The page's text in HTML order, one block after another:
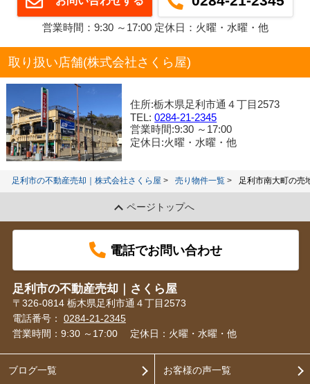
営業時間：9:30 ～17:00 定休日：火曜・水曜・他
取り扱い店舗(株式会社さくら屋)
住所:栃木県足利市通４丁目2573
TEL:0284-21-2345
営業時間:9:30 ～17:00
定休日:火曜・水曜・他
足利市の不動産売却｜株式会社さくら屋 売り物件一覧 足利市南大町の売
ページトップへ
電話でお問い合わせ
足利市の不動産売却｜さくら屋
〒326-0814 栃木県足利市通４丁目2573
電話番号： 0284-21-2345
営業時間：9:30 ～17:00
定休日：火曜・水曜・他
ブログ一覧 お客様の声一覧